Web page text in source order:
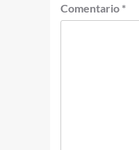
Comentario *